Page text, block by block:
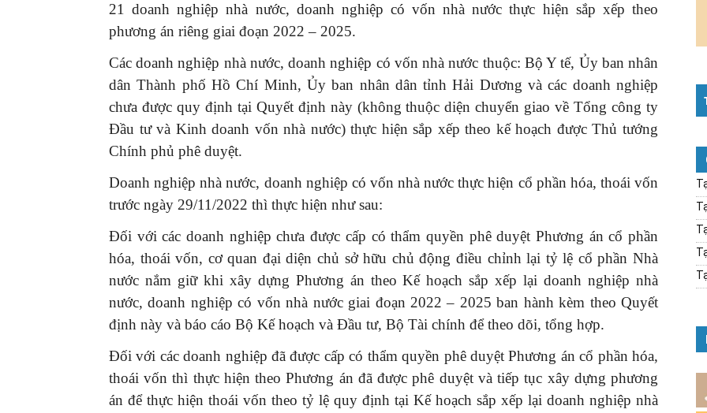
21 doanh nghiệp nhà nước, doanh nghiệp có vốn nhà nước thực hiện sắp xếp theo
phương án riêng giai đoạn 2022 – 2025.
Các doanh nghiệp nhà nước, doanh nghiệp có vốn nhà nước thuộc: Bộ Y tế, Ủy ban nhân
dân Thành phố Hồ Chí Minh, Ủy ban nhân dân tỉnh Hải Dương và các doanh nghiệp
chưa được quy định tại Quyết định này (không thuộc diện chuyển giao về Tổng công ty
Đầu tư và Kinh doanh vốn nhà nước) thực hiện sắp xếp theo kế hoạch được Thủ tướng
Chính phủ phê duyệt.
Doanh nghiệp nhà nước, doanh nghiệp có vốn nhà nước thực hiện cổ phần hóa, thoái vốn
trước ngày 29/11/2022 thì thực hiện như sau:
Đối với các doanh nghiệp chưa được cấp có thẩm quyền phê duyệt Phương án cổ phần
hóa, thoái vốn, cơ quan đại diện chủ sở hữu chủ động điều chỉnh lại tỷ lệ cổ phần Nhà
nước nắm giữ khi xây dựng Phương án theo Kế hoạch sắp xếp lại doanh nghiệp nhà
nước, doanh nghiệp có vốn nhà nước giai đoạn 2022 – 2025 ban hành kèm theo Quyết
định này và báo cáo Bộ Kế hoạch và Đầu tư, Bộ Tài chính để theo dõi, tổng hợp.
Đối với các doanh nghiệp đã được cấp có thẩm quyền phê duyệt Phương án cổ phần hóa,
thoái vốn thì thực hiện theo Phương án đã được phê duyệt và tiếp tục xây dựng phương
án để thực hiện thoái vốn theo tỷ lệ quy định tại Kế hoạch sắp xếp lại doanh nghiệp nhà